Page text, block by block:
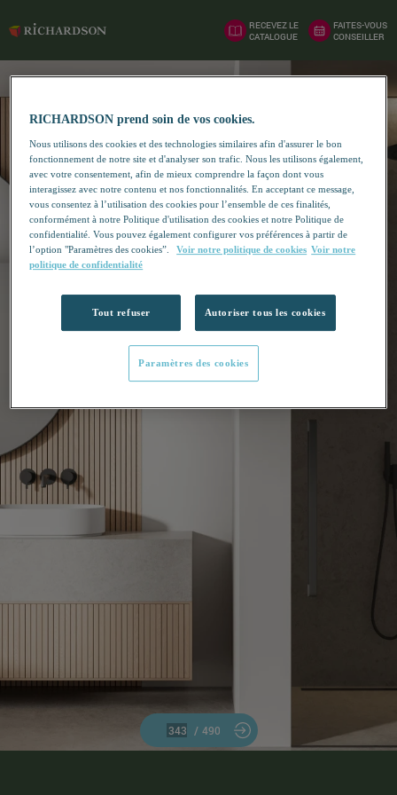
RECEVEZ LE
CATALOGUE
FAITES-VOUS
CONSEILLER
/ 490
RICHARDSON prend soin de vos cookies.
Nous utilisons des cookies et des technologies similaires afin d'assurer le bon
fonctionnement de notre site et d'analyser son trafic. Nous les utilisons également,
avec votre consentement, afin de mieux comprendre la façon dont vous
interagissez avec notre contenu et nos fonctionnalités. En acceptant ce message,
vous consentez à l’utilisation des cookies pour l’ensemble de ces finalités,
conformément à notre Politique d'utilisation des cookies et notre Politique de
confidentialité. Vous pouvez également configurer vos préférences à partir de
l’option "Paramètres des cookies”.
Voir notre politique de cookies Voir notre
politique de confidentialité
Tout refuser Autoriser tous les cookies
Paramètres des cookies